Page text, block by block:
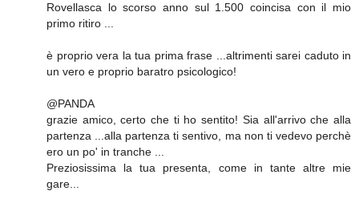
Rovellasca lo scorso anno sul 1.500 coincisa con il mio
primo ritiro ...
è proprio vera la tua prima frase ...altrimenti sarei caduto in
un vero e proprio baratro psicologico!
@PANDA
grazie amico, certo che ti ho sentito! Sia all'arrivo che alla
partenza ...alla partenza ti sentivo, ma non ti vedevo perchè
ero un po' in tranche ...
Preziosissima la tua presenta, come in tante altre mie
gare...